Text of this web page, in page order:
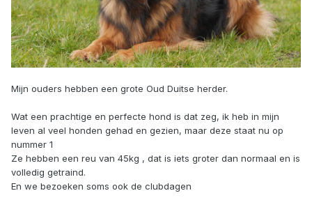
Mijn ouders hebben een grote Oud Duitse herder.
Wat een prachtige en perfecte hond is dat zeg, ik heb in mijn
leven al veel honden gehad en gezien, maar deze staat nu op
nummer 1
Ze hebben een reu van 45kg , dat is iets groter dan normaal en is
volledig getraind.
En we bezoeken soms ook de clubdagen